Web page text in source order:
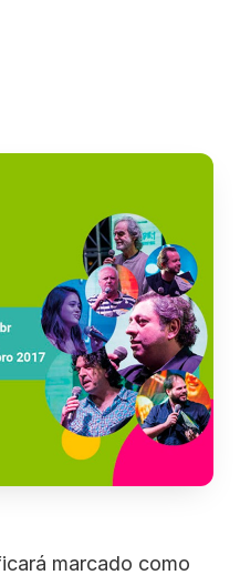
marcado como